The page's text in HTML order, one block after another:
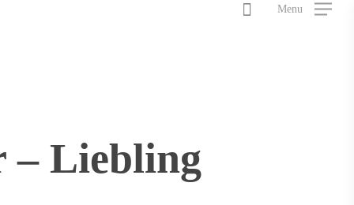
Menu
– Liebling